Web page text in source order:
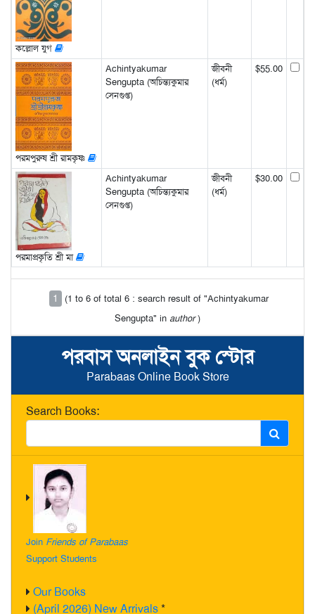
পরবাস অনলাইন বুক স্টোর
Parabaas Online Book Store
Search Books:
Join Friends of Parabaas
Support Students
Our Books
(April 2026) New Arrivals*
কল্লোল যুগ
পরমপুরুষ শ্রী রামকৃষ্ণ
Achintyakumar
Sengupta (অচিন্ত্যকুমার
সেনগুপ্ত)
জীবনী
(ধর্ম)
$55.00
পরমাপ্রকৃতি শ্রী মা
Achintyakumar
Sengupta (অচিন্ত্যকুমার
সেনগুপ্ত)
জীবনী
(ধর্ম)
$30.00
1
(1 to 6 of total 6 : search result of "Achintyakumar
Sengupta" in author)